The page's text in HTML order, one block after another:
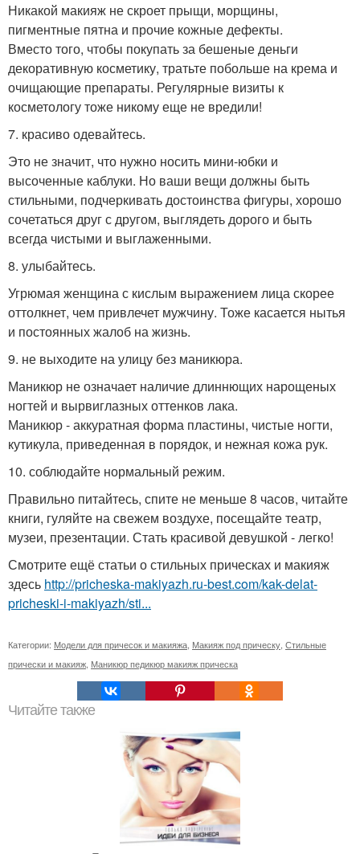
Никакой макияж не скроет прыщи, морщины,
пигментные пятна и прочие кожные дефекты.
Вместо того, чтобы покупать за бешеные деньги
декоративную косметику, тратьте побольше на крема и
очищающие препараты. Регулярные визиты к
косметологу тоже никому еще не вредили!
7. красиво одевайтесь.
Это не значит, что нужно носить мини-юбки и
высоченные каблуки. Но ваши вещи должны быть
стильными, подчеркивать достоинства фигуры, хорошо
сочетаться друг с другом, выглядеть дорого и быть
всегда чистыми и выглаженными.
8. улыбайтесь.
Угрюмая женщина с кислым выражением лица скорее
оттолкнет, чем привлечет мужчину. Тоже касается нытья
и постоянных жалоб на жизнь.
9. не выходите на улицу без маникюра.
Маникюр не означает наличие длиннющих нарощеных
ногтей и вырвиглазных оттенков лака.
Маникюр - аккуратная форма пластины, чистые ногти,
кутикула, приведенная в порядок, и нежная кожа рук.
10. соблюдайте нормальный режим.
Правильно питайтесь, спите не меньше 8 часов, читайте
книги, гуляйте на свежем воздухе, посещайте театр,
музеи, презентации. Стать красивой девушкой - легко!
Смотрите ещё статьи о стильных прическах и макияж
здесь http://pricheska-makiyazh.ru-best.com/kak-delat-
pricheski-i-makiyazh/sti...
Категории: Модели для причесок и макияжа Макияж под прическу Стильные
прически и макияж Маникюр педикюр макияж прическа
Читайте также